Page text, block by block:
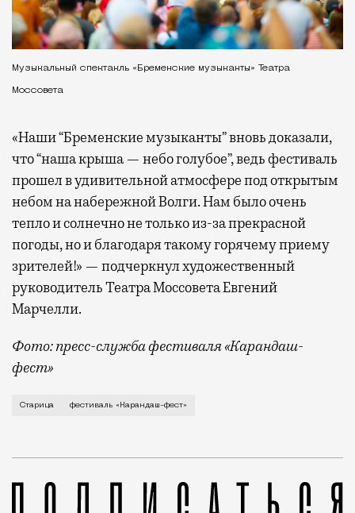
Музыкальный спектакль «Бременские музыканты» Театра
Моссовета
«Наши “Бременские музыканты” вновь доказали,
что “наша крыша — небо голубое”, ведь фестиваль
прошел в удивительной атмосфере под открытым
небом на набережной Волги. Нам было очень
тепло и солнечно не только из-за прекрасной
погоды, но и благодаря такому горячему приему
зрителей!» — подчеркнул художественный
руководитель Театра Моссовета Евгений
Марчелли.
Фото: пресс-служба фестиваля «Карандаш-
фест»
В минувший уикенд маленькая Старица в
Старица фестиваль «Карандаш-фест»